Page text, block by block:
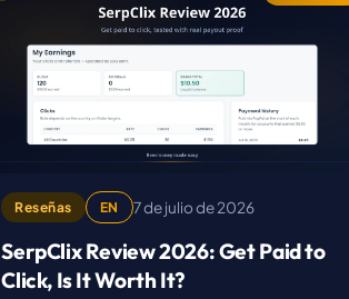
Reseñas EN 7 de julio de 2026
SerpClix Review 2026: Get Paid to
Click, Is It Worth It?